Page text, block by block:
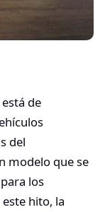
de
del
modelo que se
los
hito, la